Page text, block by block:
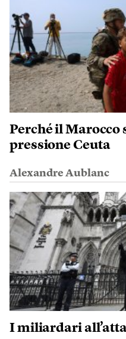
Perché il Marocco
pressione Ceuta
Alexandre Aublanc
I miliardari